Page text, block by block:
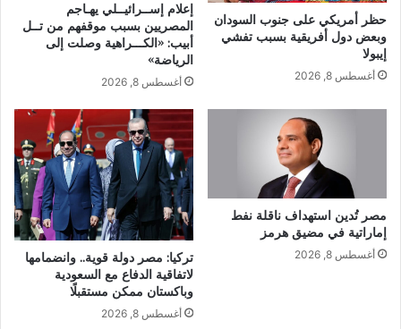
حظر أمريكي على جنوب السودان
وبعض دول أفريقية بسبب تفشي
إيبولا
أغسطس 8, 2026
إعلام إســرائيــلي يهـاجم
المصريين بسبب موقفهم من تــل
أبيب: «الكـــراهية وصلت إلى
الرياضة»
أغسطس 8, 2026
مصر تُدين استهداف ناقلة نفط
إماراتية في مضيق هرمز
أغسطس 8, 2026
تركيا: مصر دولة قوية.. وانضمامها
لاتفاقية الدفاع مع السعودية
وباكستان ممكن مستقبلًا
أغسطس 8, 2026